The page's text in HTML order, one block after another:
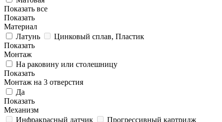
Показать все
Показать
Материал
Латунь
Цинковый сплав, Пластик
Показать
Монтаж
На раковину или столешницу
Показать
Монтаж на 3 отверстия
Да
Показать
Механизм
Инфракрасный датчик
Прогрессивный картридж